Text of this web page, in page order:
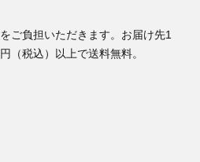
ご負担いただきます。お届け先1
（税込）以上で送料無料。